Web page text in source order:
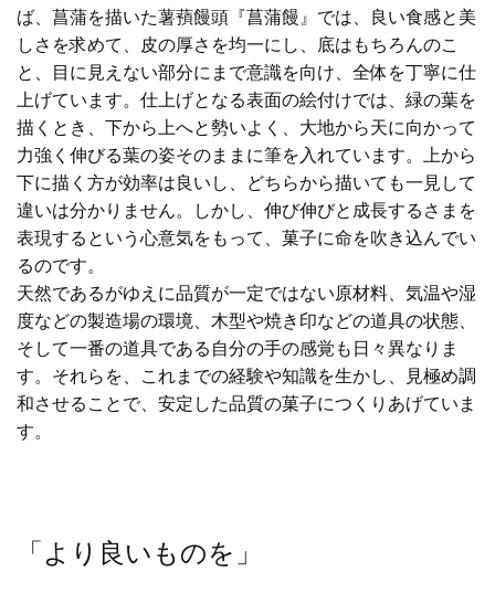
ば、菖蒲を描いた薯蕷饅頭『菖蒲饅』では、良い食感と美
しさを求めて、皮の厚さを均一にし、底はもちろんのこ
と、目に見えない部分にまで意識を向け、全体を丁寧に仕
上げています。仕上げとなる表面の絵付けでは、緑の葉を
描くとき、下から上へと勢いよく、大地から天に向かって
力強く伸びる葉の姿そのままに筆を入れています。上から
下に描く方が効率は良いし、どちらから描いても一見して
違いは分かりません。しかし、伸び伸びと成長するさまを
表現するという心意気をもって、菓子に命を吹き込んでい
るのです。
天然であるがゆえに品質が一定ではない原材料、気温や湿
度などの製造場の環境、木型や焼き印などの道具の状態、
そして一番の道具である自分の手の感覚も日々異なりま
す。それらを、これまでの経験や知識を生かし、見極め調
和させることで、安定した品質の菓子につくりあげていま
す。
「より良いものを」